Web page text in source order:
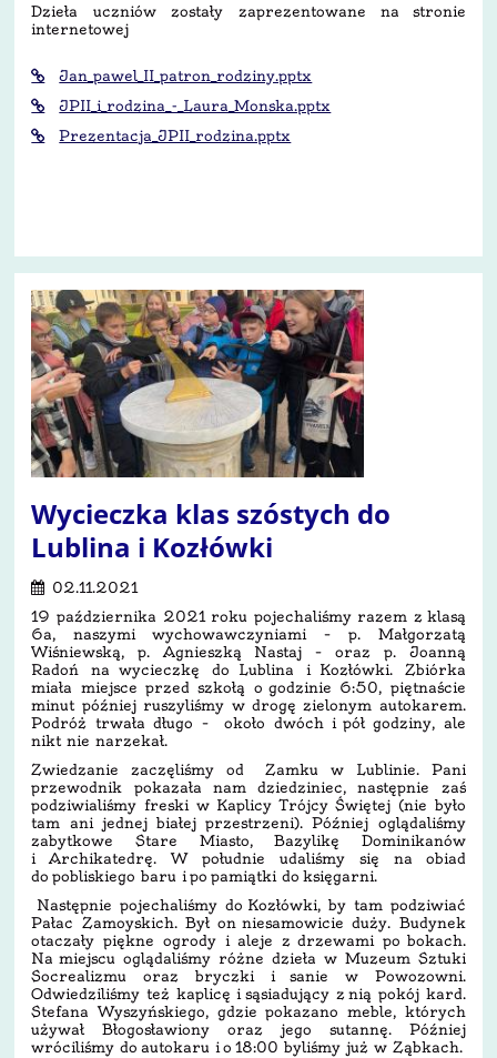
Dzieła uczniów zostały zaprezentowane na stronie
internetowej
Jan_pawel_II_patron_rodziny.pptx
JPII_i_rodzina_-_Laura_Monska.pptx
Prezentacja_JPII_rodzina.pptx
Wycieczka klas szóstych do
Lublina i Kozłówki
02.11.2021
19 października 2021 roku pojechaliśmy razem z klasą
6a, naszymi wychowawczyniami – p. Małgorzatą
Wiśniewską, p. Agnieszką Nastaj – oraz p. Joanną
Radoń na wycieczkę do Lublina i Kozłówki. Zbiórka
miała miejsce przed szkołą o godzinie 6:50, piętnaście
minut później ruszyliśmy w drogę zielonym autokarem.
Podróż trwała długo – około dwóch i pół godziny, ale
nikt nie narzekał.
Zwiedzanie zaczęliśmy od Zamku w Lublinie. Pani
przewodnik pokazała nam dziedziniec, następnie zaś
podziwialiśmy freski w Kaplicy Trójcy Świętej (nie było
tam ani jednej białej przestrzeni). Później oglądaliśmy
zabytkowe Stare Miasto, Bazylikę Dominikanów
i Archikatedrę. W południe udaliśmy się na obiad
do pobliskiego baru i po pamiątki do księgarni.
Następnie pojechaliśmy do Kozłówki, by tam podziwiać
Pałac Zamoyskich. Był on niesamowicie duży. Budynek
otaczały piękne ogrody i aleje z drzewami po bokach.
Na miejscu oglądaliśmy różne dzieła w Muzeum Sztuki
Socrealizmu oraz bryczki i sanie w Powozowni.
Odwiedziliśmy też kaplicę i sąsiadujący z nią pokój kard.
Stefana Wyszyńskiego, gdzie pokazano meble, których
używał Błogosławiony oraz jego sutannę. Później
wróciliśmy do autokaru i o 18:00 byliśmy już w Ząbkach.